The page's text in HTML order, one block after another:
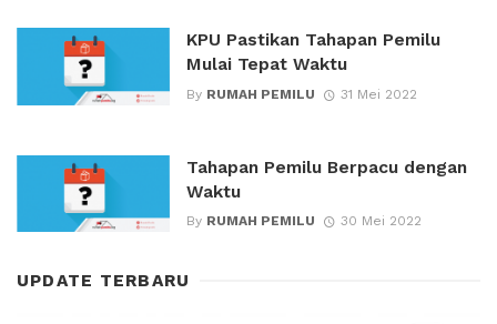
KPU Pastikan Tahapan Pemilu
Mulai Tepat Waktu
By RUMAH PEMILU 31 Mei 2022
Tahapan Pemilu Berpacu dengan
Waktu
By RUMAH PEMILU 30 Mei 2022
UPDATE TERBARU